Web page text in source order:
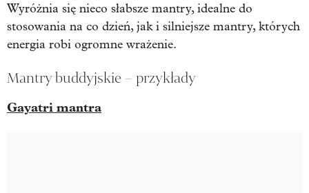
Wyróżnia się nieco słabsze mantry, idealne do
stosowania na co dzień, jak i silniejsze mantry, których
energia robi ogromne wrażenie.
Mantry buddyjskie – przykłady
Gayatri mantra